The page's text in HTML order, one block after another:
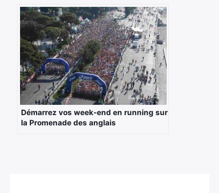
Démarrez vos week-end en running sur
la Promenade des anglais